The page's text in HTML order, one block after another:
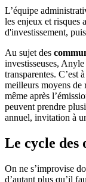
L’équipe
les enjeux et risques
d'investissement,
Au sujet des
investisseuses,
transparentes. C’est
meilleurs moyens de
même après
peuvent prendre
annuel, invitation à
Le cycle des
On ne s’improvise
d’autant plus qu’il